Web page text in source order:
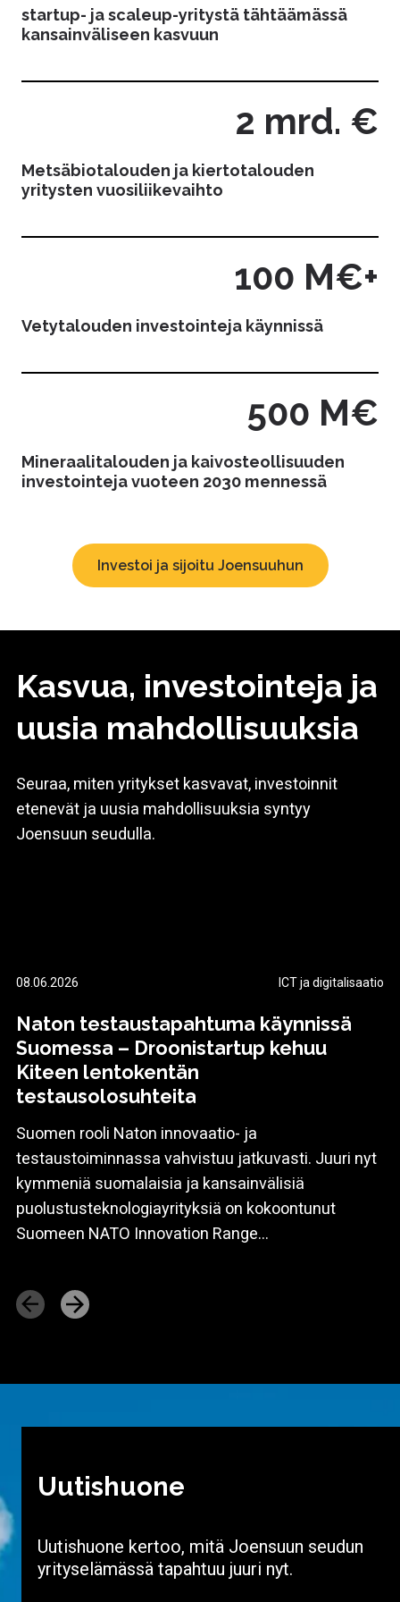
startup- ja scaleup-yritystä tähtäämässä
kansainväliseen kasvuun
2 mrd. €
Metsäbiotalouden ja kiertotalouden
yritysten vuosiliikevaihto
100 M€+
Vetytalouden investointeja käynnissä
500 M€
Mineraalitalouden ja kaivosteollisuuden
investointeja vuoteen 2030 mennessä
Investoi ja sijoitu Joensuuhun
Kasvua, investointeja ja
uusia mahdollisuuksia
Seuraa, miten yritykset kasvavat, investoinnit
etenevät ja uusia mahdollisuuksia syntyy
Joensuun seudulla.
08.06.2026 ICT ja digitalisaatio
Naton testaustapahtuma käynnissä
Suomessa – Droonistartup kehuu
Kiteen lentokentän
testausolosuhteita
Suomen rooli Naton innovaatio- ja
testaustoiminnassa vahvistuu jatkuvasti. Juuri nyt
kymmeniä suomalaisia ja kansainvälisiä
puolustusteknologiayrityksiä on kokoontunut
Suomeen NATO Innovation Range...
Uutishuone
Uutishuone kertoo, mitä Joensuun seudun
yrityselämässä tapahtuu juuri nyt.